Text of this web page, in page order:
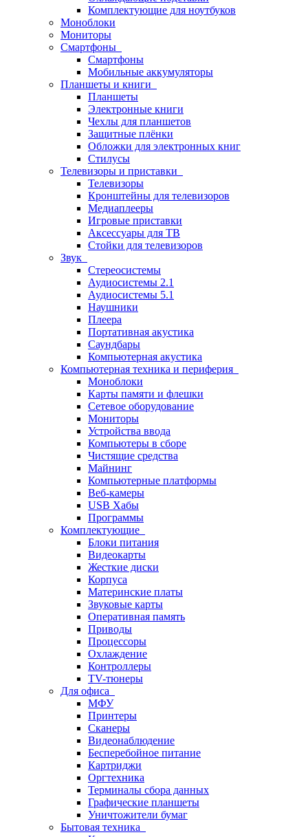
Комплектующие для ноутбуков
Моноблоки
Мониторы
Смартфоны
Смартфоны
Мобильные аккумуляторы
Планшеты и книги
Планшеты
Электронные книги
Чехлы для планшетов
Защитные плёнки
Обложки для электронных книг
Стилусы
Телевизоры и приставки
Телевизоры
Кронштейны для телевизоров
Медиаплееры
Игровые приставки
Аксессуары для ТВ
Стойки для телевизоров
Звук
Стереосистемы
Аудиосистемы 2.1
Аудиосистемы 5.1
Наушники
Плеера
Портативная акустика
Саундбары
Компьютерная акустика
Компьютерная техника и периферия
Моноблоки
Карты памяти и флешки
Сетевое оборудование
Мониторы
Устройства ввода
Компьютеры в сборе
Чистящие средства
Майнинг
Компьютерные платформы
Веб-камеры
USB Хабы
Программы
Комплектующие
Блоки питания
Видеокарты
Жесткие диски
Корпуса
Материнские платы
Звуковые карты
Оперативная память
Приводы
Процессоры
Охлаждение
Контроллеры
TV-тюнеры
Для офиса
МФУ
Принтеры
Сканеры
Видеонаблюдение
Бесперебойное питание
Картриджи
Оргтехника
Терминалы сбора данных
Графические планшеты
Уничтожители бумаг
Бытовая техника